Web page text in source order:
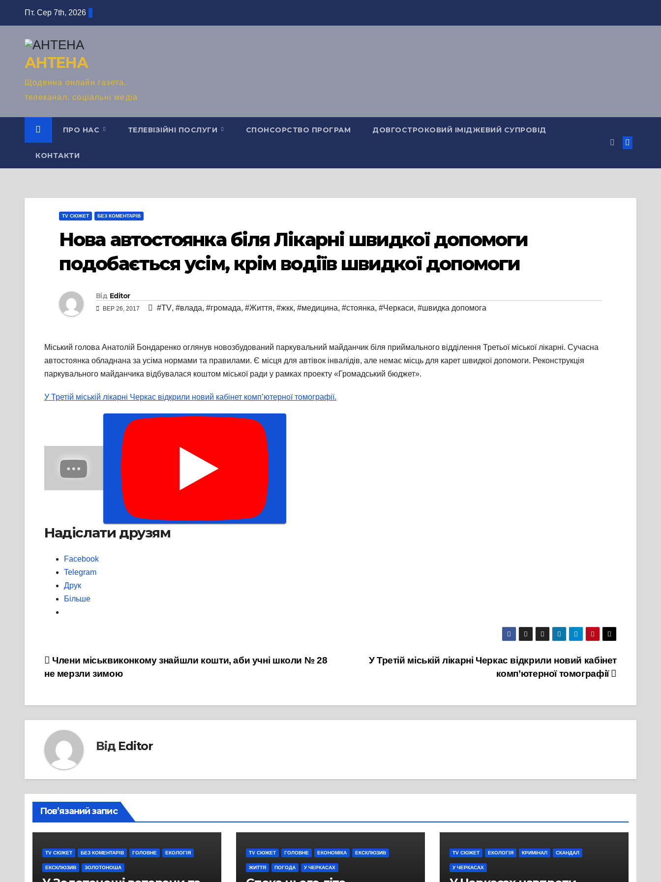
Пт. Сер 7th, 2026
АНТЕНА
Щоденна онлайн газета,
телеканал, соціальні медіа
ПРО НАС ТЕЛЕВІЗІЙНІ ПОСЛУГИ СПОНСОРСТВО ПРОГРАМ ДОВГОСТРОКОВИЙ ІМІДЖЕВИЙ СУПРОВІД
КОНТАКТИ
TV СЮЖЕТ БЕЗ КОМЕНТАРІВ
Нова автостоянка біля Лікарні швидкої допомоги
подобається усім, крім водіїв швидкої допомоги
Від Editor
ВЕР 26, 2017 #TV, #влада, #громада, #Життя, #жкк, #медицина, #стоянка, #Черкаси, #швидка допомога
Міський голова Анатолій Бондаренко оглянув новозбудований паркувальний майданчик біля приймального відділення Третьої міської лікарні. Сучасна
автостоянка обладнана за усіма нормами та правилами. Є місця для автівок інвалідів, але немає місць для карет швидкої допомоги. Реконструкція
паркувального майданчика відбувалася коштом міської ради у рамках проекту «Громадський бюджет».
У Третій міській лікарні Черкас відкрили новий кабінет комп’ютерної томографії.
Надіслати друзям
Facebook
Telegram
Друк
Більше
Навігація
записів
У Третій міській лікарні Черкас відкрили новий кабінет
комп’ютерної томографії
Члени міськвиконкому знайшли кошти, аби учні школи № 28
не мерзли зимою
Від Editor
Пов’язаний запис
TV СЮЖЕТ БЕЗ КОМЕНТАРІВ ГОЛОВНЕ ЕКОЛОГІЯ
ЕКСКЛЮЗИВ ЗОЛОТОНОША
TV СЮЖЕТ ГОЛОВНЕ ЕКОНОМІКА ЕКСКЛЮЗИВ
ЖИТТЯ ПОГОДА У ЧЕРКАСАХ
TV СЮЖЕТ ЕКОЛОГІЯ КРИМІНАЛ СКАНДАЛ
У ЧЕРКАСАХ